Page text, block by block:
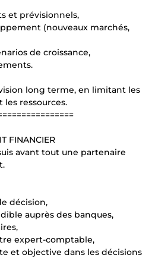
et prévisionnels,
(nouveaux marchés,
de croissance,
long terme, en limitant les
ressources.
FINANCIER
avant tout une partenaire
décision,
auprès des banques,
expert-comptable,
et objective dans les décisions